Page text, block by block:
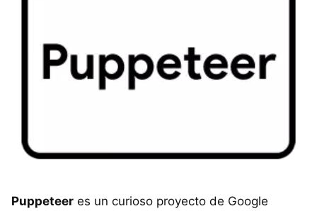
Puppeteer es un curioso proyecto de Google